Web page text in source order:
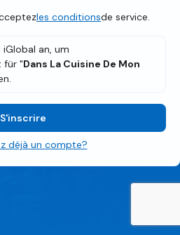
les conditionsde service.
an, um
für "Dans La Cuisine De Mon
S'inscrire
déjà un compte?